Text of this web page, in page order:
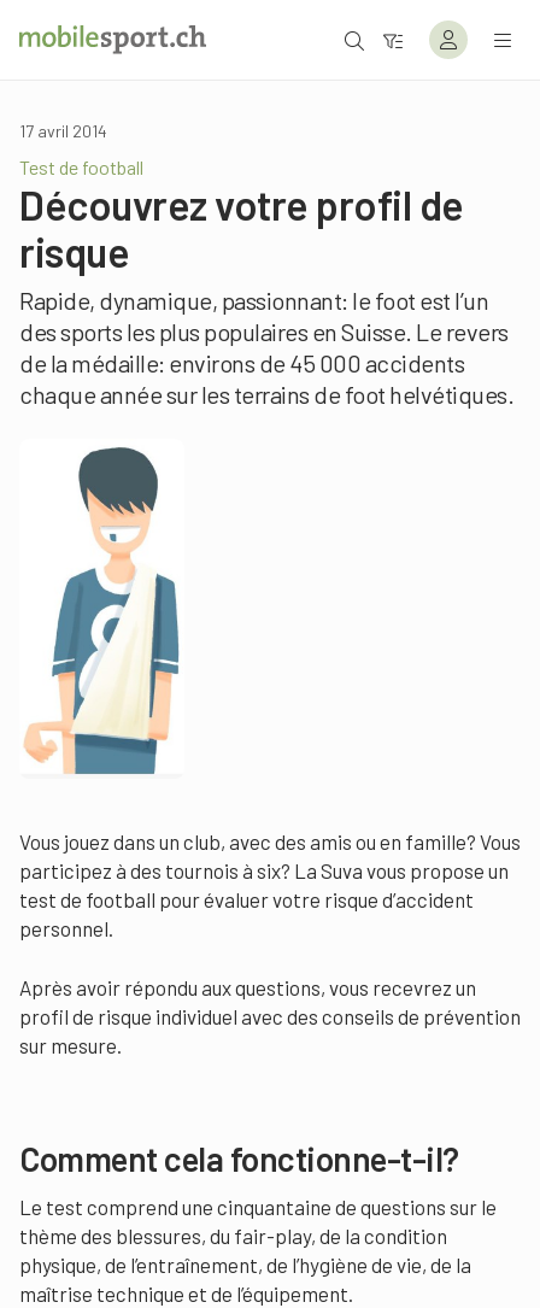
17 avril 2014
Test de football
Découvrez votre profil de
risque
Rapide, dynamique, passionnant: le foot est l’un
des sports les plus populaires en Suisse. Le revers
de la médaille: environs de 45 000 accidents
chaque année sur les terrains de foot helvétiques.
Vous jouez dans un club, avec des amis ou en famille? Vous
participez à des tournois à six? La Suva vous propose un
test de football pour évaluer votre risque d’accident
personnel.
Après avoir répondu aux questions, vous recevrez un
profil de risque individuel avec des conseils de prévention
sur mesure.
Comment cela fonctionne-t-il?
Le test comprend une cinquantaine de questions sur le
thème des blessures, du fair-play, de la condition
physique, de l’entraînement, de l’hygiène de vie, de la
maîtrise technique et de l’équipement.